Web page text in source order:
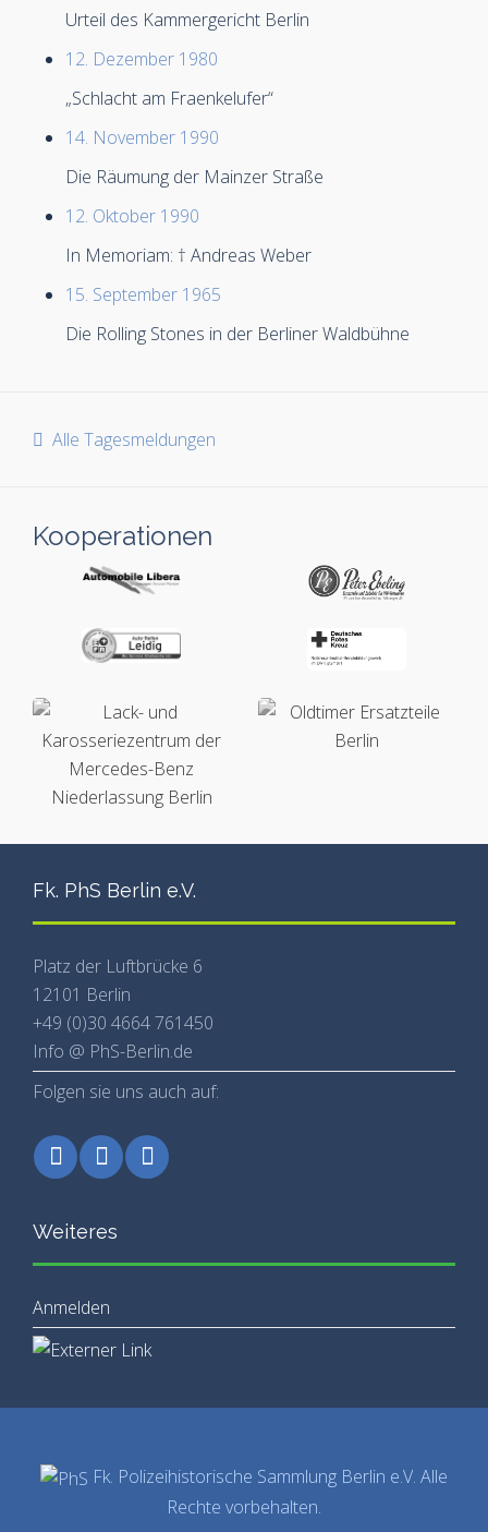
Urteil des Kammergericht Berlin
12. Dezember 1980
„Schlacht am Fraenkelufer“
14. November 1990
Die Räumung der Mainzer Straße
12. Oktober 1990
In Memoriam: † Andreas Weber
15. September 1965
Die Rolling Stones in der Berliner Waldbühne
Alle Tagesmeldungen
Kooperationen
Fk. PhS Berlin e.V.
Platz der Luftbrücke 6
12101 Berlin
+49 (0)30 4664 761450
Info @ PhS-Berlin.de
Folgen sie uns auch auf:
Weiteres
Anmelden
Fk. Polizeihistorische Sammlung Berlin e.V. Alle
Rechte vorbehalten.